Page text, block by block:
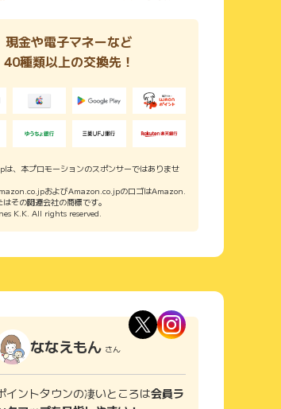
現金や電子マネーなど
40種類以上の交換先！
、本プロモーションのスポンサーではありませ
およびAmazon.co.jpのロゴはAmazon.
その関連会社の商標です。
K.K. All rights reserved.
ななえもん さん
イントタウンの凄いところは会員ラ